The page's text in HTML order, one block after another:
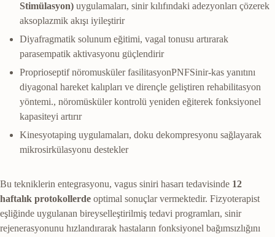
Stimülasyon) uygulamaları, sinir kılıfındaki adezyonları çözerek
aksoplazmik akışı iyileştirir
Diyafragmatik solunum eğitimi, vagal tonusu artırarak
parasempatik aktivasyonu güçlendirir
Proprioseptif nöromusküler fasilitasyonPNFSinir-kas yanıtını
diyagonal hareket kalıpları ve dirençle geliştiren rehabilitasyon
yöntemi., nöromüsküler kontrolü yeniden eğiterek fonksiyonel
kapasiteyi artırır
Kinesyotaping uygulamaları, doku dekompresyonu sağlayarak
mikrosirkülasyonu destekler
Bu tekniklerin entegrasyonu, vagus siniri hasarı tedavisinde 12
haftalık protokollerde optimal sonuçlar vermektedir. Fizyoterapist
eşliğinde uygulanan bireyselleştirilmiş tedavi programları, sinir
rejenerasyonunu hızlandırarak hastaların fonksiyonel bağımsızlığını